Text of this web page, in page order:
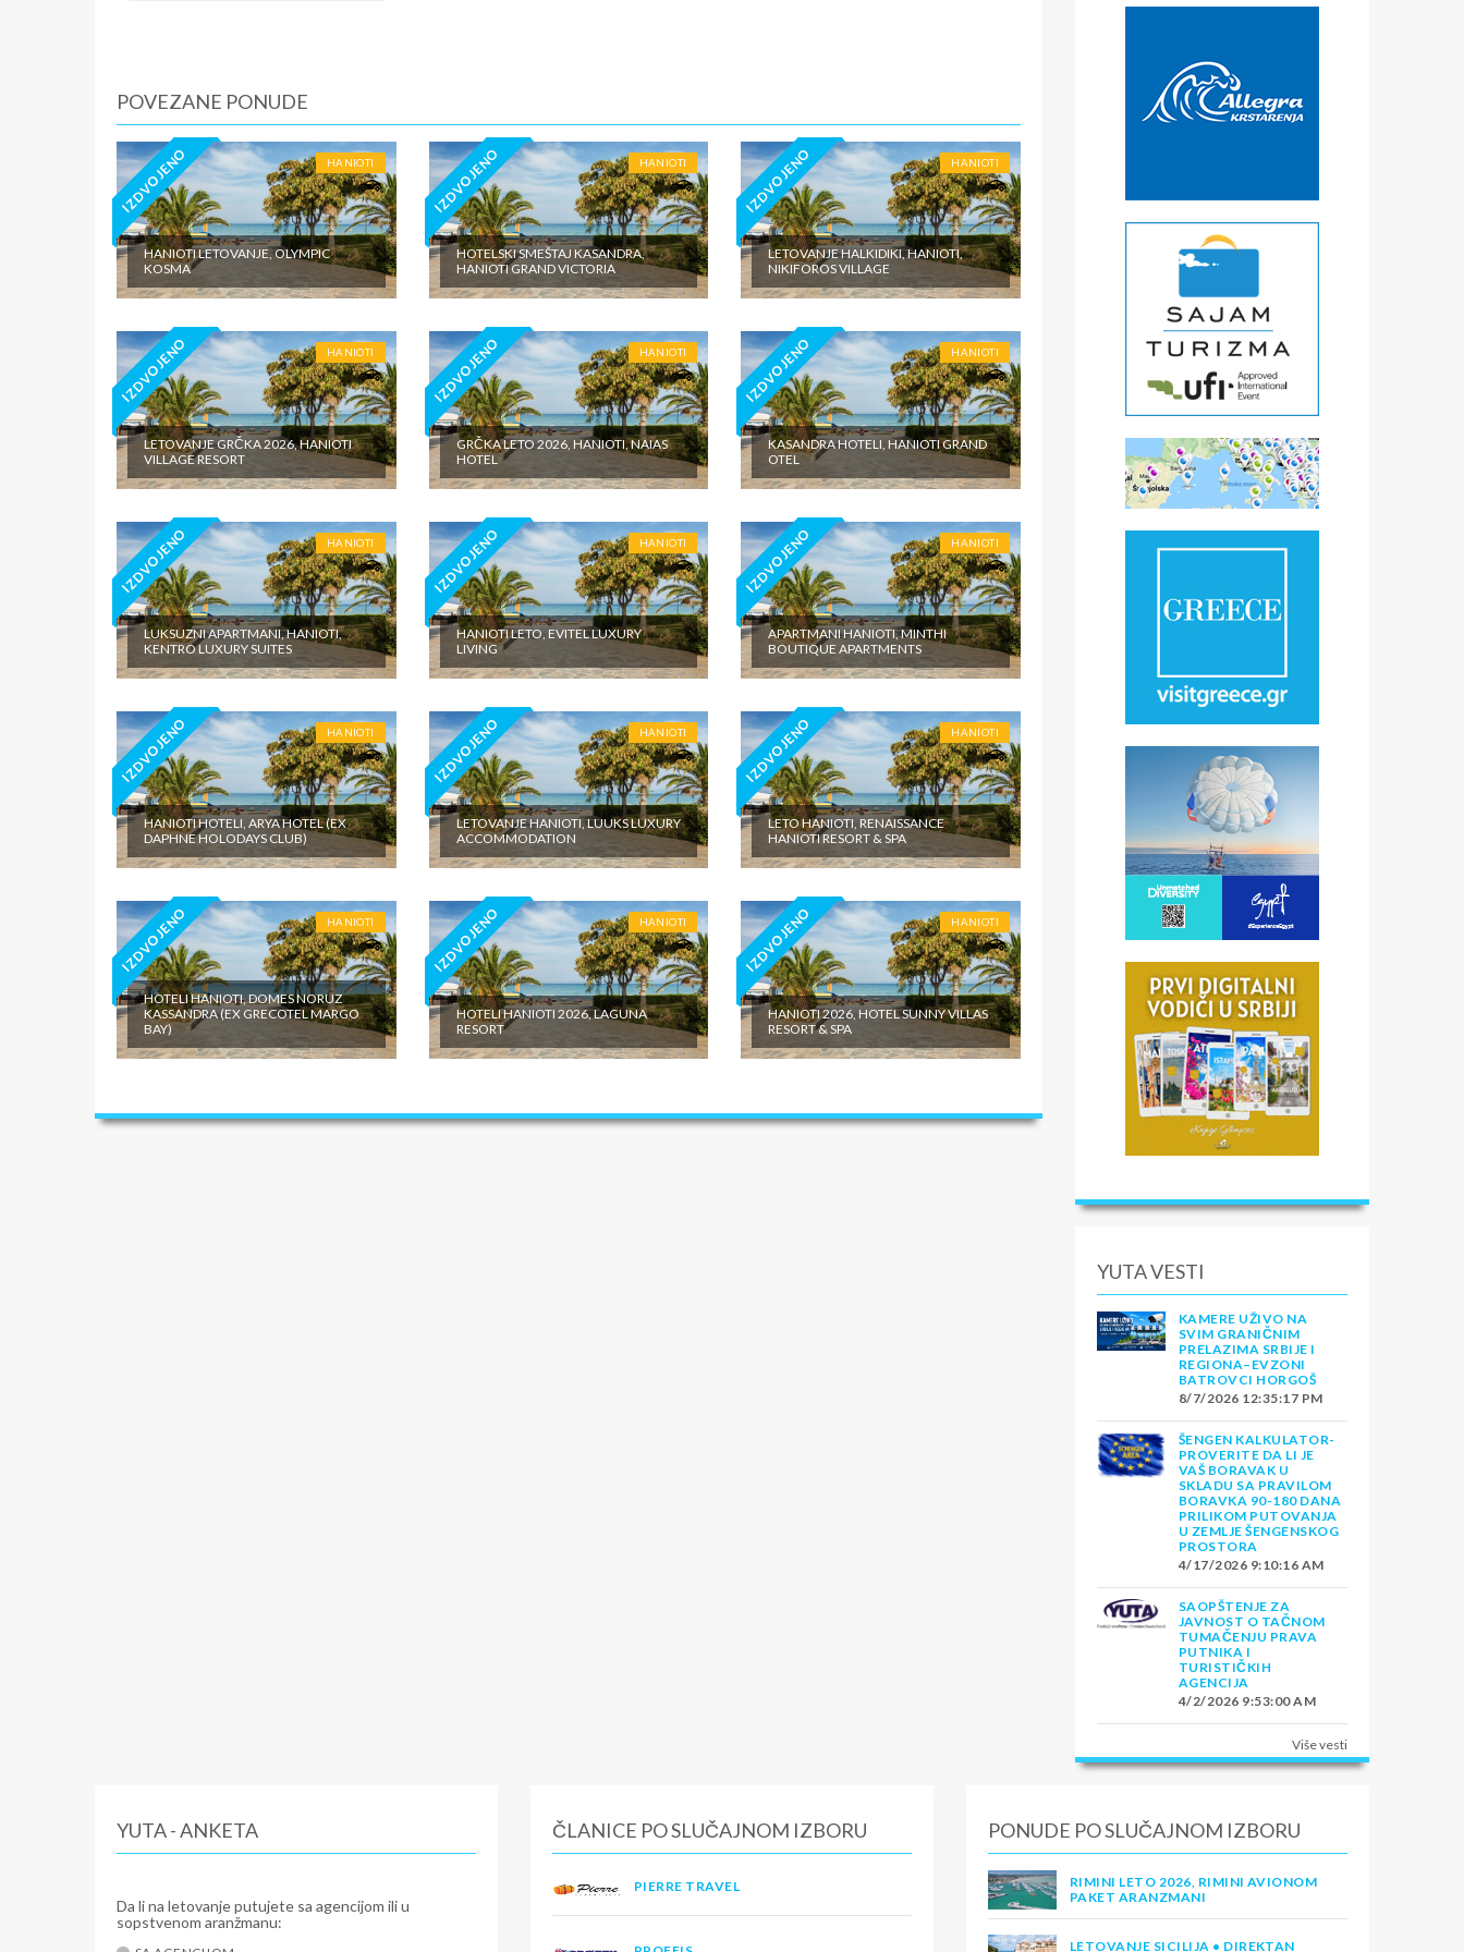
plaćaju u valuti domicilne zemlje na licu mesta. - individualne troškove.
POVEZANE PONUDE
IZDVOJENO HANIOTI
HANIOTI LETOVANJE, OLYMPIC
KOSMA
IZDVOJENO HANIOTI
HOTELSKI SMEŠTAJ KASANDRA,
HANIOTI GRAND VICTORIA
IZDVOJENO HANIOTI
LETOVANJE HALKIDIKI, HANIOTI,
NIKIFOROS VILLAGE
IZDVOJENO HANIOTI
LETOVANJE GRČKA 2026, HANIOTI
VILLAGE RESORT
IZDVOJENO HANIOTI
GRČKA LETO 2026, HANIOTI, NAIAS
HOTEL
IZDVOJENO HANIOTI
KASANDRA HOTELI, HANIOTI GRAND
OTEL
IZDVOJENO HANIOTI
LUKSUZNI APARTMANI, HANIOTI,
KENTRO LUXURY SUITES
IZDVOJENO HANIOTI
HANIOTI LETO, EVITEL LUXURY
LIVING
IZDVOJENO HANIOTI
APARTMANI HANIOTI, MINTHI
BOUTIQUE APARTMENTS
IZDVOJENO HANIOTI
HANIOTI HOTELI, ARYA HOTEL (EX
DAPHNE HOLODAYS CLUB)
IZDVOJENO HANIOTI
LETOVANJE HANIOTI, LUUKS LUXURY
ACCOMMODATION
IZDVOJENO HANIOTI
LETO HANIOTI, RENAISSANCE
HANIOTI RESORT & SPA
IZDVOJENO HANIOTI
HOTELI HANIOTI, DOMES NORUZ
KASSANDRA (EX GRECOTEL MARGO
BAY)
IZDVOJENO HANIOTI
HOTELI HANIOTI 2026, LAGUNA
RESORT
IZDVOJENO HANIOTI
HANIOTI 2026, HOTEL SUNNY VILLAS
RESORT & SPA
YUTA VESTI
KAMERE UŽIVO NA
SVIM GRANIČNIM
PRELAZIMA SRBIJE I
REGIONA–EVZONI
BATROVCI HORGOŠ
8/7/2026 12:35:17 PM
ŠENGEN KALKULATOR-
PROVERITE DA LI JE
VAŠ BORAVAK U
SKLADU SA PRAVILOM
BORAVKA 90-180 DANA
PRILIKOM PUTOVANJA
U ZEMLJE ŠENGENSKOG
PROSTORA
4/17/2026 9:10:16 AM
SAOPŠTENJE ZA
JAVNOST O TAČNOM
TUMAČENJU PRAVA
PUTNIKA I
TURISTIČKIH
AGENCIJA
4/2/2026 9:53:00 AM
Više vesti
YUTA - ANKETA
Da li na letovanje putujete sa agencijom ili u
sopstvenom aranžmanu:
ČLANICE PO SLUČAJNOM IZBORU
PIERRE TRAVEL
PONUDE PO SLUČAJNOM IZBORU
RIMINI LETO 2026, RIMINI AVIONOM
PAKET ARANZMANI
LETOVANJE SICILIJA • DIREKTAN